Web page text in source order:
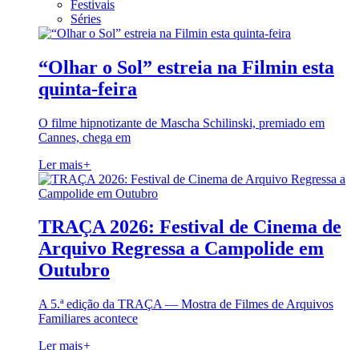
Festivais
Séries
“Olhar o Sol” estreia na Filmin esta
quinta-feira
O filme hipnotizante de Mascha Schilinski, premiado em
Cannes, chega em
Ler mais+
TRAÇA 2026: Festival de Cinema de
Arquivo Regressa a Campolide em
Outubro
A 5.ª edição da TRAÇA — Mostra de Filmes de Arquivos
Familiares acontece
Ler mais+